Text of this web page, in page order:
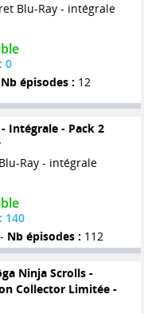
Blu-Ray - intégrale
0
Nb épisodes : 12
Intégrale - Pack 2
Ray - intégrale
140
Nb épisodes : 112
Ninja Scrolls -
Collector Limitée -